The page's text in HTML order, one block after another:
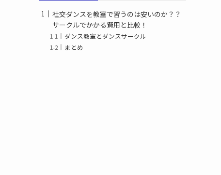
社交ダンスを教室で習うのは安いのか？？
サークルでかかる費用と比較！
ダンス教室とダンスサークル
まとめ